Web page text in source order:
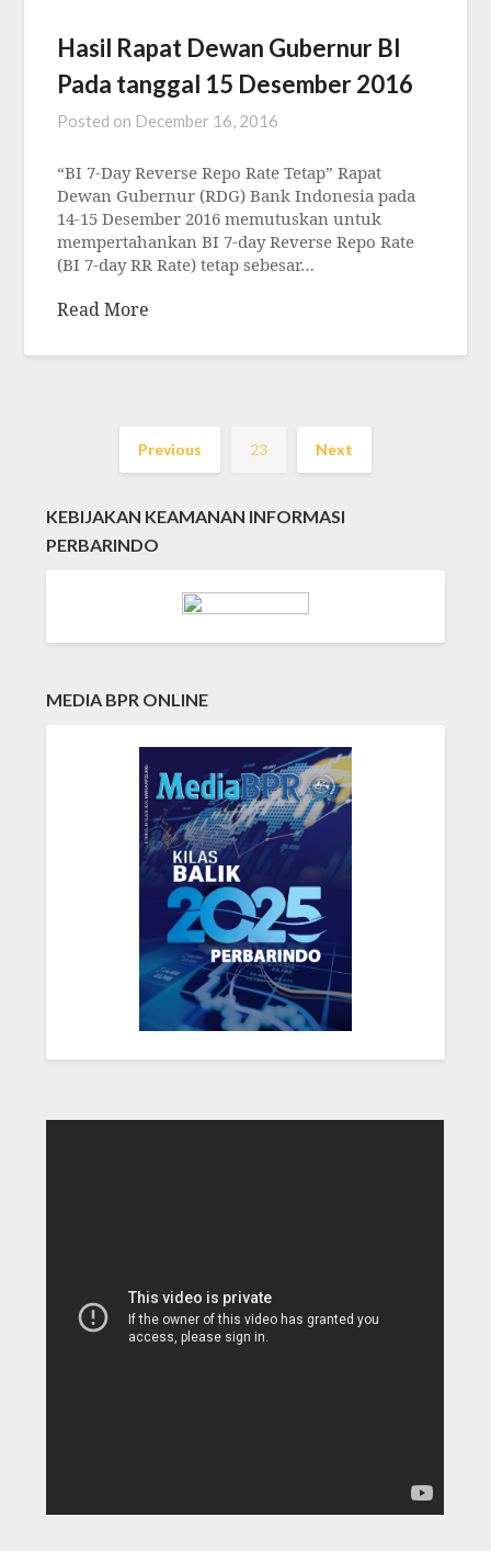
Hasil Rapat Dewan Gubernur BI
Pada tanggal 15 Desember 2016
Posted on December 16, 2016
“BI 7-Day Reverse Repo Rate Tetap” Rapat
Dewan Gubernur (RDG) Bank Indonesia pada
14-15 Desember 2016 memutuskan untuk
mempertahankan BI 7-day Reverse Repo Rate
(BI 7-day RR Rate) tetap sebesar…
Read More
Previous 23 Next
KEBIJAKAN KEAMANAN INFORMASI
PERBARINDO
MEDIA BPR ONLINE